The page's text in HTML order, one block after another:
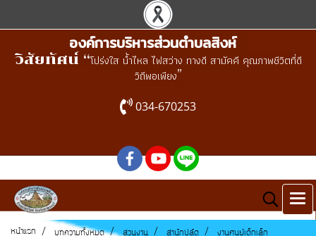
องค์การบริหารส่วนตำบลสิงห์
วิสัยทัศน์ “โปร่งใส น้ำไหล ไฟสว่าง ทางดี สามัคคี คุณภาพชีวิตที่ดี
วิถีพอเพียง”
034-670253
หน้าแรก บทความทั้งหมด ส่วนงาน สำนักปลัด งานศูนย์เด็กเล็ก